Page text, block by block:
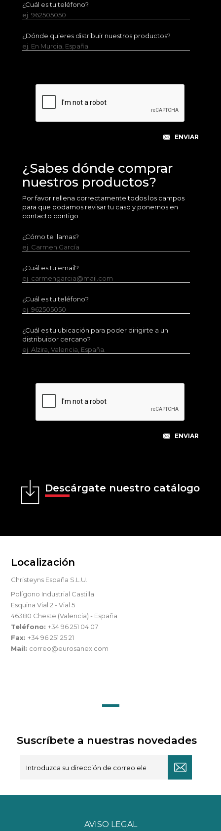
¿Cuál es tu teléfono?
ej. 962505050
¿Dónde quieres distribuir nuestros productos?
ej. En Murcia, España
¿Sabes dónde comprar
nuestros productos?
Por favor rellena correctamente todos los campos
para que podamos revisar tu caso y ponernos en
contacto contigo.
¿Cómo te llamas?
ej. Carmen García
¿Cuál es tu email?
ej. carmengarcia@mail.com
¿Cuál es tu teléfono?
ej. 962505050
¿Cuál es tu ubicación para poder dirigirte a un
distribuidor cercano?
ej. Alzira, Valencia, España.
Descárgate nuestro catálogo
Localización
Christeyns España S.L.U.
Polígono Industrial Castilla
Esquina Vial 2 - Vial 5
46380 Cheste (Valencia) - España
Teléfono:+34 96 251 04 07
Fax:+34 96 251 25 21
Mail: correo@eurosanex.com
Suscríbete a nuestras novedades
AVISO LEGAL